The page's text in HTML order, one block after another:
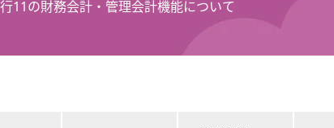
11の財務会計・管理会計機能について